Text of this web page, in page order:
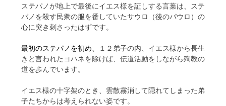
ステパノが地上で最後にイエス様を証しする言葉は、ステ
パノを殺す民衆の服を番していたサウロ（後のパウロ）の
心に突き刺さったはずです。
最初のステパノを初め、
１２弟子の内、イエス様から長生
きと言われたヨハネを除けば、伝道活動をしながら殉教の
道を歩んでいます。
イエス様の十字架のとき、雲散霧消して隠れてしまった弟
子たちからは考えられない姿です。